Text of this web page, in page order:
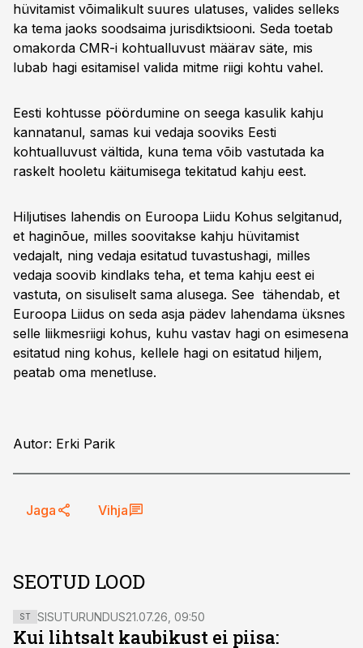
hüvitamist võimalikult suures ulatuses, valides selleks
ka tema jaoks soodsaima jurisdiktsiooni. Seda toetab
omakorda CMR-i kohtualluvust määrav säte, mis
lubab hagi esitamisel valida mitme riigi kohtu vahel.
Eesti kohtusse pöördumine on seega kasulik kahju
kannatanul, samas kui vedaja sooviks Eesti
kohtualluvust vältida, kuna tema võib vastutada ka
raskelt hooletu käitumisega tekitatud kahju eest.
Hiljutises lahendis on Euroopa Liidu Kohus selgitanud,
et haginõue, milles soovitakse kahju hüvitamist
vedajalt, ning vedaja esitatud tuvastushagi, milles
vedaja soovib kindlaks teha, et tema kahju eest ei
vastuta, on sisuliselt sama alusega. See tähendab, et
Euroopa Liidus on seda asja pädev lahendama üksnes
selle liikmesriigi kohus, kuhu vastav hagi on esimesena
esitatud ning kohus, kellele hagi on esitatud hiljem,
peatab oma menetluse.
Autor: Erki Parik
Jaga Vihja
SEOTUD LOOD
ST SISUTURUNDUS21.07.26, 09:50
Kui lihtsalt kaubikust ei piisa: